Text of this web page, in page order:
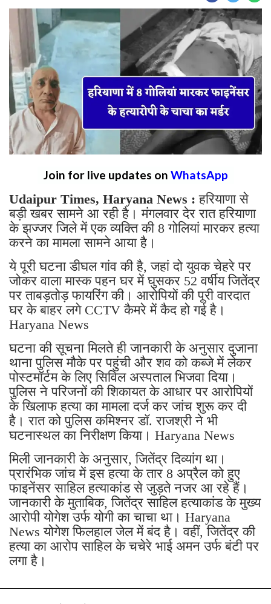
Join for live updates on WhatsApp
Udaipur Times, Haryana News : हरियाणा से
बड़ी खबर सामने आ रही है। मंगलवार देर रात हरियाणा
के झज्जर जिले में एक व्यक्ति की 8 गोलियां मारकर हत्या
करने का मामला सामने आया है।
ये पूरी घटना डीघल गांव की है, जहां दो युवक चेहरे पर
जोकर वाला मास्क पहन घर में घुसकर 52 वर्षीय जितेंद्र
पर ताबड़तोड़ फायरिंग की। आरोपियों की पूरी वारदात
घर के बाहर लगे CCTV कैमरे में कैद हो गई है।
Haryana News
घटना की सूचना मिलते ही जानकारी के अनुसार दुजाना
थाना पुलिस मौके पर पहुंची और शव को कब्जे में लेकर
पोस्टमॉर्टम के लिए सिविल अस्पताल भिजवा दिया।
पुलिस ने परिजनों की शिकायत के आधार पर आरोपियों
के खिलाफ हत्या का मामला दर्ज कर जांच शुरू कर दी
है। रात को पुलिस कमिश्नर डॉ. राजश्री ने भी
घटनास्थल का निरीक्षण किया। Haryana News
मिली जानकारी के अनुसार, जितेंद्र दिव्यांग था।
प्रारंभिक जांच में इस हत्या के तार 8 अप्रैल को हुए
फाइनेंसर साहिल हत्याकांड से जुड़ते नजर आ रहे हैं।
जानकारी के मुताबिक, जितेंद्र साहिल हत्याकांड के मुख्य
आरोपी योगेश उर्फ योगी का चाचा था। Haryana
News योगेश फिलहाल जेल में बंद है। वहीं, जितेंद्र की
हत्या का आरोप साहिल के चचेरे भाई अमन उर्फ बंटी पर
लगा है।